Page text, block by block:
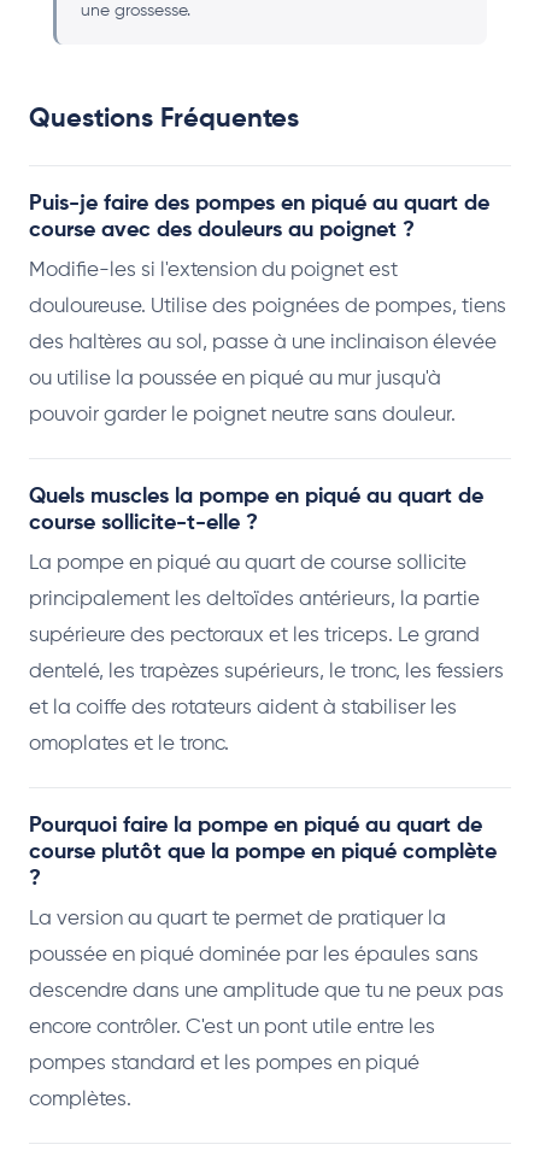
une grossesse.
Questions Fréquentes
Puis-je faire des pompes en piqué au quart de
course avec des douleurs au poignet ?
Modifie-les si l'extension du poignet est
douloureuse. Utilise des poignées de pompes, tiens
des haltères au sol, passe à une inclinaison élevée
ou utilise la poussée en piqué au mur jusqu'à
pouvoir garder le poignet neutre sans douleur.
Quels muscles la pompe en piqué au quart de
course sollicite-t-elle ?
La pompe en piqué au quart de course sollicite
principalement les deltoïdes antérieurs, la partie
supérieure des pectoraux et les triceps. Le grand
dentelé, les trapèzes supérieurs, le tronc, les fessiers
et la coiffe des rotateurs aident à stabiliser les
omoplates et le tronc.
Pourquoi faire la pompe en piqué au quart de
course plutôt que la pompe en piqué complète
?
La version au quart te permet de pratiquer la
poussée en piqué dominée par les épaules sans
descendre dans une amplitude que tu ne peux pas
encore contrôler. C'est un pont utile entre les
pompes standard et les pompes en piqué
complètes.